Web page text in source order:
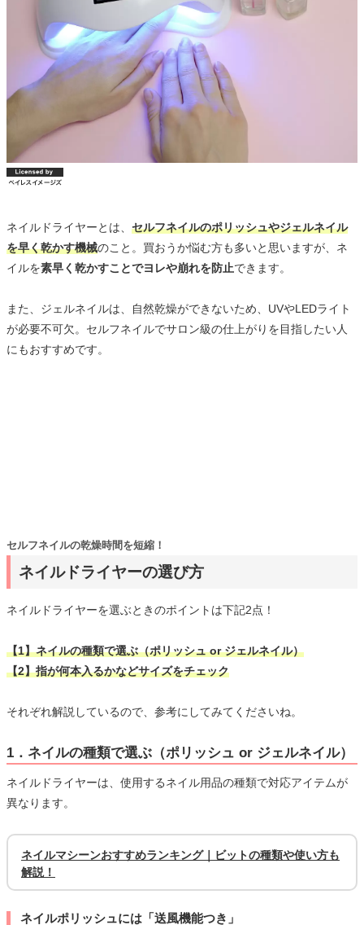
ネイルドライヤーとは、 セルフネイルのポリッシュやジェルネイル
を早く乾かす機械のこと。買おうか悩む方も多いと思いますが、ネ
イルを素早く乾かすことでヨレや崩れを防止できます。
また、ジェルネイルは、自然乾燥ができないため、UVやLEDライト
が必要不可欠。セルフネイルでサロン級の仕上がりを目指したい人
にもおすすめです。
ネイルドライヤーの選び方
セルフネイルの乾燥時間を短縮！
ネイルドライヤーを選ぶときのポイントは下記2点！
【1】ネイルの種類で選ぶ（ポリッシュ or ジェルネイル）
【2】指が何本入るかなどサイズをチェック
それぞれ解説しているので、参考にしてみてくださいね。
1．ネイルの種類で選ぶ（ポリッシュ or ジェルネイル）
ネイルドライヤーは、使用するネイル用品の種類で対応アイテムが
異なります。
ネイルマシーンおすすめランキング｜ビットの種類や使い方も
解説！
ネイルポリッシュには「送風機能つき」